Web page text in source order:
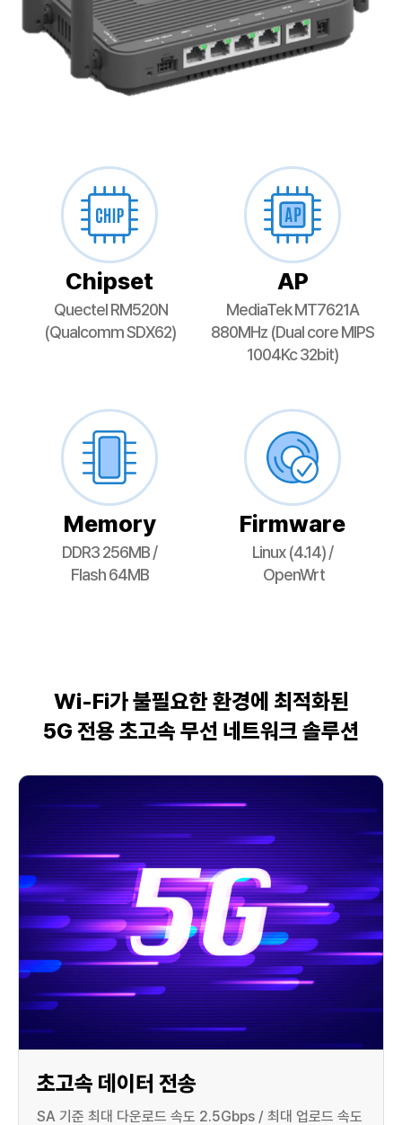
Chipset
Quectel RM520N
(Qualcomm SDX62)
AP
MediaTek MT7621A
880MHz (Dual core MIPS
1004Kc 32bit)
Memory
DDR3 256MB /
Flash 64MB
Firmware
Linux (4.14) /
OpenWrt
Wi-Fi가 불필요한 환경에 최적화된
5G 전용 초고속 무선 네트워크 솔루션
초고속 데이터 전송
SA 기준 최대 다운로드 속도 2.5Gbps / 최대 업로드 속도